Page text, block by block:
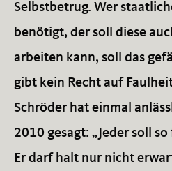
Selbstbetrug. Wer
benötigt, der soll diese
arbeiten kann, soll das
gibt kein Recht auf
Schröder hat einmal
2010 gesagt: „Jeder soll
Er darf halt nur nicht